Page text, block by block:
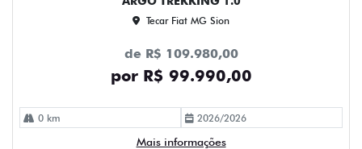
Tecar Fiat MG Sion
de R$ 109.980,00
por R$ 99.990,00
0 km 2026/2026
Mais informações